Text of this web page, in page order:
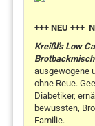
+++ NEU +++
Kreißl's Low
ausgewogene
ohne Reue.
Diabetiker,
bewussten,
Familie.